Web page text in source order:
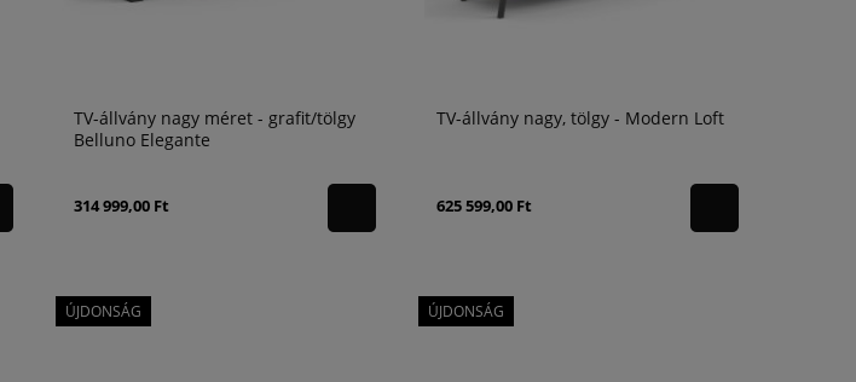
TV-állvány nagy méret - grafit/tölgy
Belluno Elegante
314 999,00 Ft
TV-állvány nagy, tölgy - Modern Loft
625 599,00 Ft
ÚJDONSÁG ÚJDONSÁG